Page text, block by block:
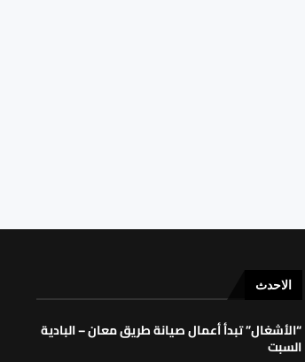
الاحدث
“الأشغال” تبدأ أعمال صيانة طريق معان – البادية
السبت